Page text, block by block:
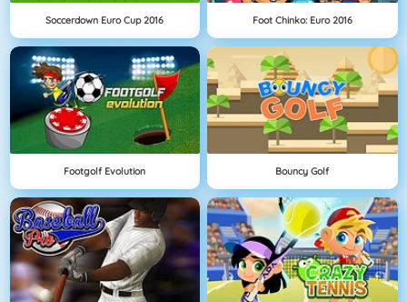
Soccerdown Euro Cup 2016 Foot Chinko: Euro 2016
Footgolf Evolution Bouncy Golf